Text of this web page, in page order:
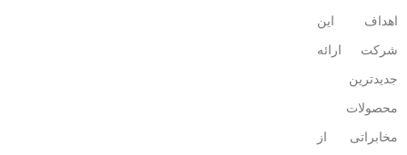
اهداف این
شرکت ارائه
جدیدترین
محصولات
مخابراتی از